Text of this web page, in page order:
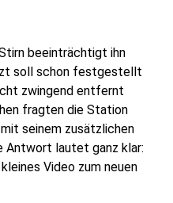
beeinträchtigt ihn
soll schon festgestellt
zwingend entfernt
fragten die Station
seinem zusätzlichen
Antwort lautet ganz klar:
Video zum neuen